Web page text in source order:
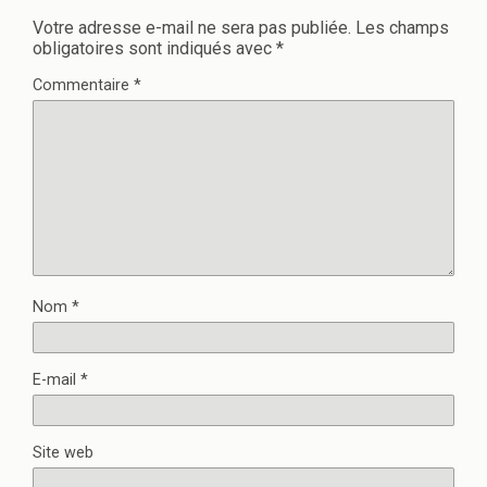
Votre adresse e-mail ne sera pas publiée. Les champs
obligatoires sont indiqués avec *
Commentaire *
Nom *
E-mail *
Site web